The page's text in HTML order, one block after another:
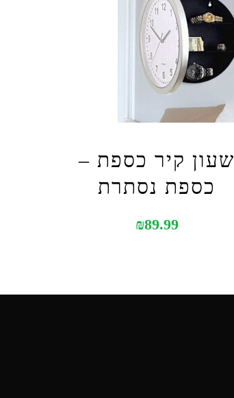
שעון קיר כספת –
כספת נסתרת
₪89.99